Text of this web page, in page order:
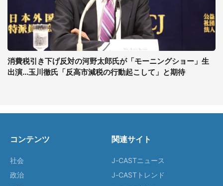
消費税引き下げ反対の河野太郎氏が「モーニングショー」生
出演...玉川徹氏「反高市減税の行動起こして」と期待
コンテンツ
社会
政治
関連サイト
J-CASTニュース
J-CASTトレンド